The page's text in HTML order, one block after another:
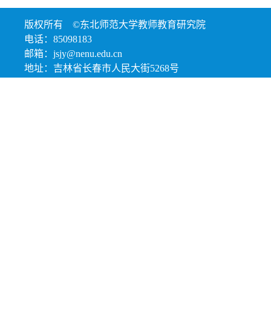
版权所有 ©东北师范大学教师教育研究院
电话：85098183
邮箱：jsjy@nenu.edu.cn
地址：吉林省长春市人民大街5268号